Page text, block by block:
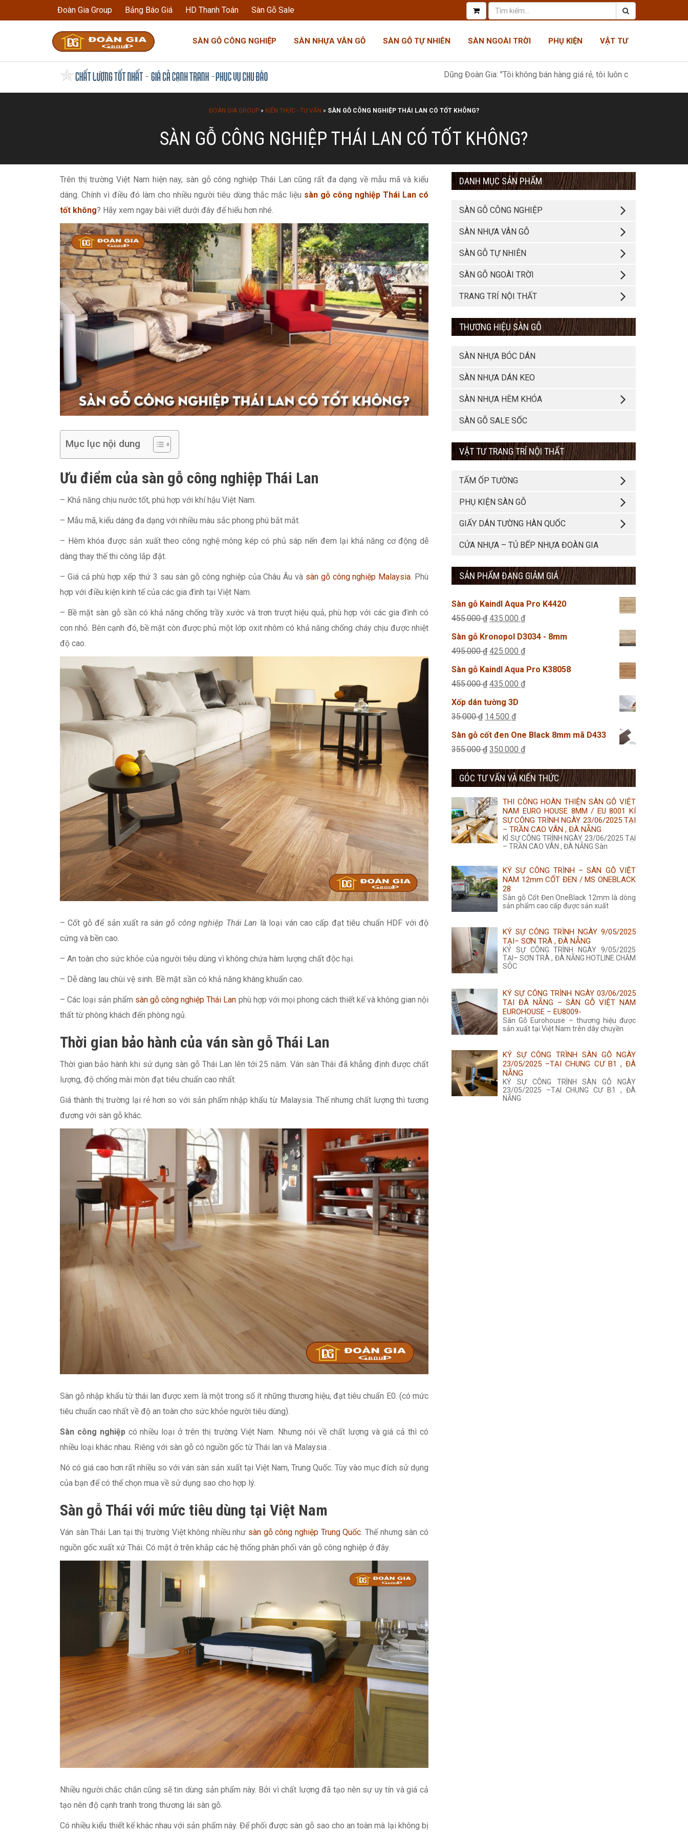
Đoàn Gia Group Bảng Báo Giá HD Thanh Toán Sàn Gỗ Sale
SÀN GỖ CÔNG NGHIỆP SÀN NHỰA VÂN GỖ SÀN GỖ TỰ NHIÊN SÀN NGOÀI TRỜI PHỤ KIỆN VẬT TƯ
Dũng Đoàn Gia: "Tôi không bán hàng giá rẻ, tôi luôn có giá tốt nhất, như một món
ĐOÀN GIA GROUP » KIẾN THỨC - TƯ VẤN » SÀN GỖ CÔNG NGHIỆP THÁI LAN CÓ TỐT KHÔNG?
SÀN GỖ CÔNG NGHIỆP THÁI LAN CÓ TỐT KHÔNG?
Trên thị trường Việt Nam hiện nay, sàn gỗ công nghiệp Thái Lan cũng rất đa dạng về mẫu mã và kiểu
dáng. Chính vì điều đó làm cho nhiều người tiêu dùng thắc mắc liệu sàn gỗ công nghiệp Thái Lan có
tốt không? Hãy xem ngay bài viết dưới đây để hiểu hơn nhé.
Mục lục nội dung
Ưu điểm của sàn gỗ công nghiệp Thái Lan
– Khả năng chịu nước tốt, phú hợp với khí hậu Việt Nam.
– Mẫu mã, kiểu dáng đa dạng với nhiều màu sắc phong phú bắt mắt.
– Hèm khóa được sản xuất theo công nghệ mông kép có phủ sáp nến đem lại khả năng cơ động dễ
dàng thay thế thi công lắp đặt.
– Giá cả phù hợp xếp thứ 3 sau sàn gỗ công nghiệp của Châu Âu và sàn gỗ công nghiệp Malaysia. Phù
hợp với điều kiện kinh tế của các gia đình tại Việt Nam.
– Bề mặt sàn gỗ sần có khả năng chống trầy xước và trơn trượt hiệu quả, phù hợp với các gia đình có
con nhỏ. Bên cạnh đó, bề mặt còn được phủ một lớp oxit nhôm có khả năng chống cháy chịu được nhiệt
độ cao.
– Cốt gỗ để sản xuất rasàn gỗ công nghiệp Thái Lan là loại ván cao cấp đạt tiêu chuẩn HDF với độ
cứng và bền cao.
– An toàn cho sức khỏe của người tiêu dùng vì không chứa hàm lượng chất độc hại.
– Dễ dàng lau chùi vệ sinh. Bề mặt sần có khả năng kháng khuẩn cao.
– Các loại sản phẩm sàn gỗ công nghiệp Thái Lan phù hợp với mọi phong cách thiết kế và không gian nội
thất từ phòng khách đến phòng ngủ.
Thời gian bảo hành của ván sàn gỗ Thái Lan
Thời gian bảo hành khi sử dụng sàn gỗ Thái Lan lên tới 25 năm. Ván sàn Thái đã khẳng định được chất
lượng, độ chống mài mòn đạt tiêu chuẩn cao nhất.
Giá thành thị trường lại rẻ hơn so với sản phẩm nhập khẩu từ Malaysia. Thế nhưng chất lượng thì tương
đương với sàn gỗ khác.
Sàn gỗ nhập khẩu từ thái lan được xem là một trong số ít những thương hiệu, đạt tiêu chuẩn E0. (có mức
tiêu chuẩn cao nhất về độ an toàn cho sức khỏe người tiêu dùng).
Sàn công nghiệpcó nhiều loại ở trên thị trường Việt Nam. Nhưng nói về chất lượng và giá cả thì có
nhiều loại khác nhau. Riêng với sàn gỗ có nguồn gốc từ Thái lan và Malaysia .
Nó có giá cao hơn rất nhiều so với ván sàn sản xuất tại Việt Nam, Trung Quốc. Tùy vào mục đích sử dụng
của bạn để có thể chọn mua về sử dụng sao cho hợp lý.
Sàn gỗ Thái với mức tiêu dùng tại Việt Nam
Ván sàn Thái Lan tại thị trường Việt không nhiều như sàn gỗ công nghiệp Trung Quốc. Thế nhưng sàn có
nguồn gốc xuất xứ Thái. Có mặt ở trên khắp các hệ thống phân phối ván gỗ công nghiệp ở đây.
Nhiều người chắc chắn cũng sẽ tin dùng sản phẩm này. Bởi vì chất lượng đã tạo nên sự uy tín và giá cả
tạo nên độ cạnh tranh trong thương lái sàn gỗ.
Có nhiều kiểu thiết kế khác nhau với sản phẩm này. Để phối được sàn gỗ sao cho an toàn mà lại không bị
DANH MỤC SẢN PHẨM
SÀN GỖ CÔNG NGHIỆP
SÀN NHỰA VÂN GỖ
SÀN GỖ TỰ NHIÊN
SÀN GỖ NGOÀI TRỜI
TRANG TRÍ NỘI THẤT
THƯƠNG HIỆU SÀN GỖ
SÀN NHỰA BÓC DÁN
SÀN NHỰA DÁN KEO
SÀN NHỰA HÈM KHÓA
SÀN GỖ SALE SỐC
VẬT TƯ TRANG TRÍ NỘI THẤT
TẤM ỐP TƯỜNG
PHỤ KIỆN SÀN GỖ
GIẤY DÁN TƯỜNG HÀN QUỐC
CỬA NHỰA – TỦ BẾP NHỰA ĐOÀN GIA
SẢN PHẨM ĐANG GIẢM GIÁ
Sàn gỗ Kaindl Aqua Pro K4420
455.000₫ Giá
là:
435.000 ₫Giá
hiện
tại
435.000 ₫.
Sàn gỗ Kronopol D3034 - 8mm
495.000₫ Giá
gốc
là:
425.000 ₫Giá
hiện
tại
Sàn gỗ Kaindl Aqua Pro K38058
455.000₫ Giá
gốc
là:
435.000 ₫Giá
435.000 ₫.
Xốp dán tường 3D
35.000₫ Giá
gốc
là:
14.500 ₫Giá
hiện
tại
14.500 ₫.
Sàn gỗ cốt đen One Black 8mm mã D433
355.000₫ Giá
là:
350.000 ₫Giá
tại
350.000 ₫.
GÓC TƯ VẤN VÀ KIẾN THỨC
THI CÔNG HOÀN THIỆN SÀN GỖ VIỆT
NAM EURO HOUSE 8MM / EU 8001 KÍ
SỰ CÔNG TRÌNH NGÀY 23/06/2025 TẠI
– TRẦN CAO VÂN , ĐÀ NẴNG
KÍ SỰ CÔNG TRÌNH NGÀY 23/06/2025 TẠI
– TRẦN CAO VÂN , ĐÀ NẴNG Sàn
KÝ SỰ CÔNG TRÌNH – SÀN GỖ VIỆT
NAM 12mm CỐT ĐEN / MS ONEBLACK
28
Sàn gỗ Cốt Đen OneBlack 12mm là dòng
sản phẩm cao cấp được sản xuất
KÝ SỰ CÔNG TRÌNH NGÀY 9/05/2025
TẠI– SƠN TRÀ , ĐÀ NẴNG
KÝ SỰ CÔNG TRÌNH NGÀY 9/05/2025
TẠI– SƠN TRÀ , ĐÀ NẴNG HOTLINE CHĂM
SÓC
KÝ SỰ CÔNG TRÌNH NGÀY 03/06/2025
TẠI ĐÀ NẴNG – SÀN GỖ VIỆT NAM
EUROHOUSE – EU8009-
Sàn Gỗ Eurohouse – thương hiệu được
sản xuất tại Việt Nam trên dây chuyền
KÝ SỰ CÔNG TRÌNH SÀN GỖ NGÀY
23/05/2025 –TẠI CHUNG CƯ B1 , ĐÀ
NẴNG
KÝ SỰ CÔNG TRÌNH SÀN GỖ NGÀY
23/05/2025 –TẠI CHUNG CƯ B1 , ĐÀ
NẴNG